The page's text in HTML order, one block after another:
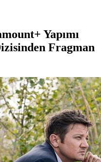
Yapımı
Fragman